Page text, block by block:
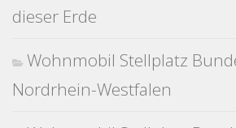
dieser Erde
Wohnmobil Stellplatz
Nordrhein-Westfalen